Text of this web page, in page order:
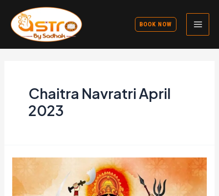
content
BOOK NOW
Chaitra Navratri April
2023